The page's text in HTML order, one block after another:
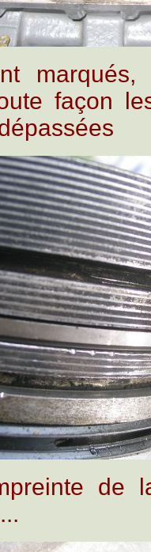
marqués,
façon
de